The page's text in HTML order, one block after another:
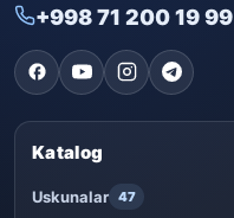
+998 71 200 19 99
Katalog
Uskunalar 47